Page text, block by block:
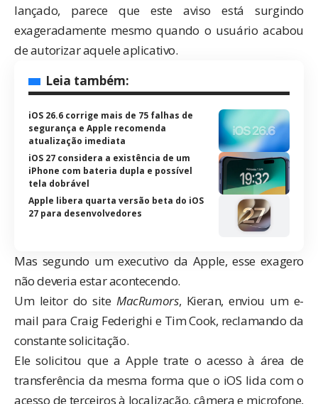
lançado, parece que este aviso está surgindo
exageradamente mesmo quando o usuário acabou
de autorizar aquele aplicativo.
Leia também:
iOS 26.6 corrige mais de 75 falhas de
segurança e Apple recomenda
atualização imediata
iOS 27 considera a existência de um
iPhone com bateria dupla e possível
tela dobrável
Apple libera quarta versão beta do iOS
27 para desenvolvedores
Mas segundo um executivo da Apple, esse exagero
não deveria estar acontecendo.
Um leitor do siteMacRumors, Kieran, enviou um e-
mail para Craig Federighi e Tim Cook, reclamando da
constante solicitação.
Ele solicitou que a Apple trate o acesso à área de
transferência da mesma forma que o iOS lida com o
acesso de terceiros à localização, câmera e microfone,